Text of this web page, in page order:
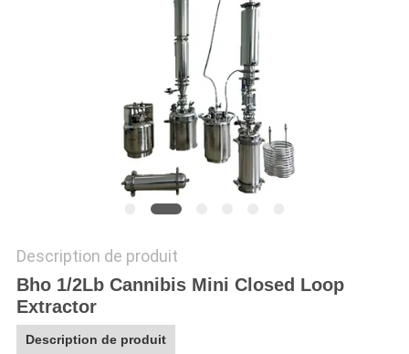
POLITIQUE
CONFIDENTIALITÉ
Description de produit
Bho 1/2Lb Cannibis Mini Closed Loop
Extractor
Description de produit